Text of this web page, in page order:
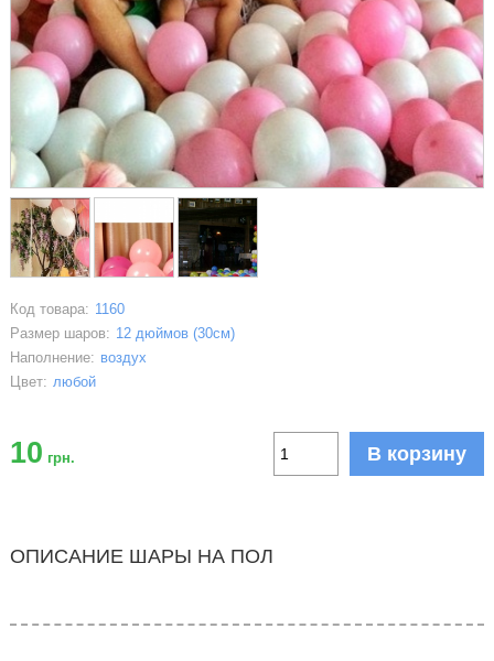
Код товара: 1160
Размер шаров: 12 дюймов (30см)
Наполнение: воздух
Цвет: любой
10 грн. В корзину
ОПИСАНИЕ ШАРЫ НА ПОЛ